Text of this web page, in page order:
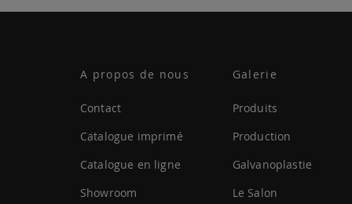
A propos de nous
Contact
Catalogue imprimé
Catalogue en ligne
Showroom
Galerie
Produits
Production
Galvanoplastie
Le Salon